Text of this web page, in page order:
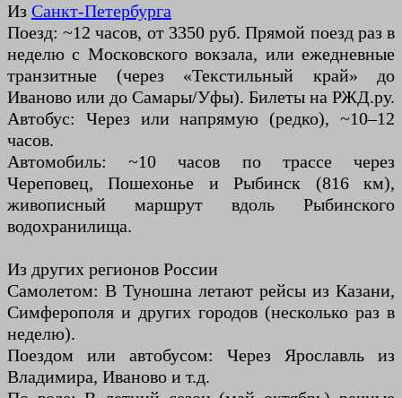
Из Санкт-Петербурга
Поезд: ~12 часов, от 3350 руб. Прямой поезд раз в
неделю с Московского вокзала, или ежедневные
транзитные (через «Текстильный край» до
Иваново или до Самары/Уфы). Билеты на РЖД.ру.
Автобус: Через или напрямую (редко), ~10–12
часов.
Автомобиль: ~10 часов по трассе через
Череповец, Пошехонье и Рыбинск (816 км),
живописный маршрут вдоль Рыбинского
водохранилища.
Из других регионов России
Самолетом: В Туношна летают рейсы из Казани,
Симферополя и других городов (несколько раз в
неделю).
Поездом или автобусом: Через Ярославль из
Владимира, Иваново и т.д.